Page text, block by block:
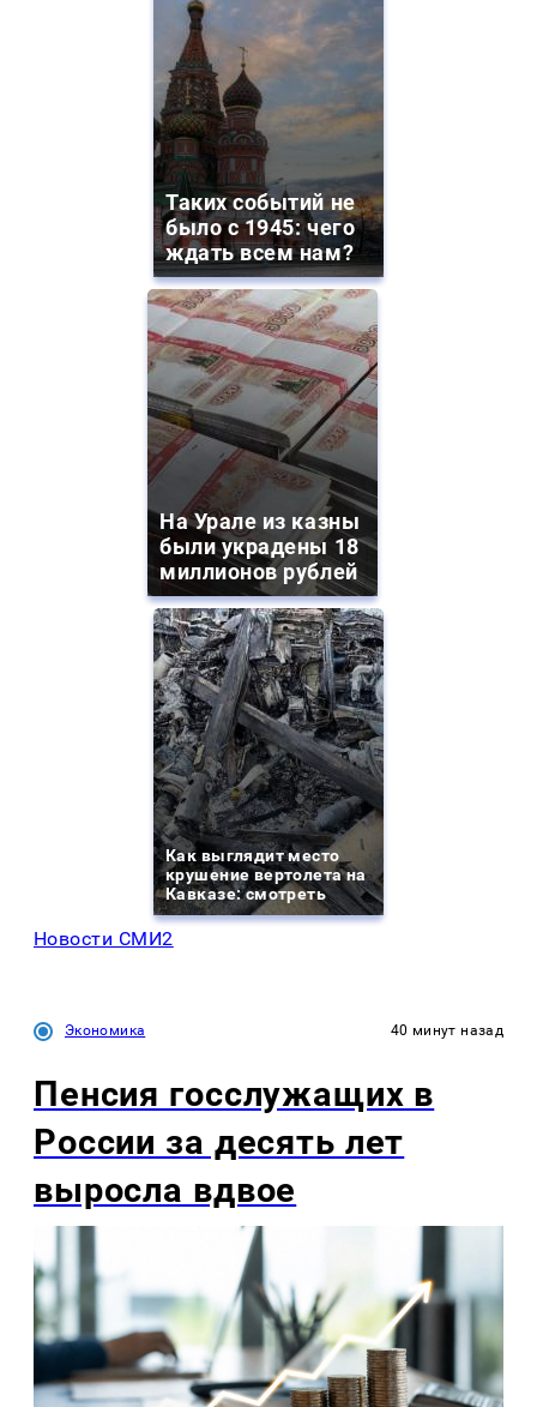
Таких событий не
было с 1945: чего
ждать всем нам?
На Урале из казны
были украдены 18
миллионов рублей
Как выглядит место
крушение вертолета на
Кавказе: смотреть
Новости СМИ2
Экономика 40 минут назад
Пенсия госслужащих в
России за десять лет
выросла вдвое